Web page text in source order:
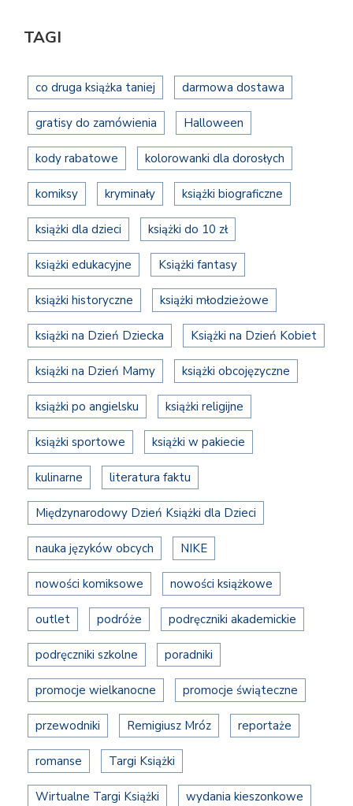
TAGI
co druga książka taniej darmowa dostawa
gratisy do zamówienia Halloween
kody rabatowe kolorowanki dla dorosłych
komiksy kryminały książki biograficzne
książki dla dzieci książki do 10 zł
książki edukacyjne Książki fantasy
książki historyczne książki młodzieżowe
książki na Dzień Dziecka Książki na Dzień Kobiet
książki na Dzień Mamy książki obcojęzyczne
książki po angielsku książki religijne
książki sportowe książki w pakiecie
kulinarne literatura faktu
Międzynarodowy Dzień Książki dla Dzieci
nauka języków obcych NIKE
nowości komiksowe nowości książkowe
outlet podróże podręczniki akademickie
podręczniki szkolne poradniki
promocje wielkanocne promocje świąteczne
przewodniki Remigiusz Mróz reportaże
romanse Targi Książki
Wirtualne Targi Książki wydania kieszonkowe